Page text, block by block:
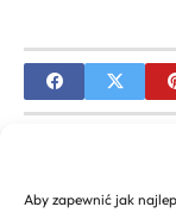
Aby zapewnić jak
Łatwy